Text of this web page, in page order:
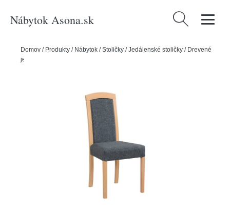
Nábytok Asona.sk Hľadať:
Domov / Produkty / Nábytok /Stoličky /Jedálenské stoličky / Drevené
jedálenské stoličky